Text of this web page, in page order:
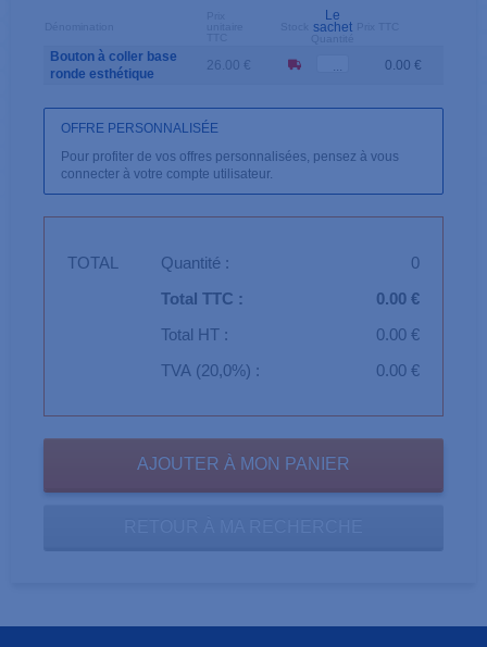
Le
sachet
Bouton à coller base
ronde esthétique
26.00 € 0.00 €
OFFRE PERSONNALISÉE
Pour profiter de vos offres personnalisées, pensez à vous
connecter à votre compte utilisateur.
TOTAL Quantité :
0
Total TTC :
0.00 €
Total HT :
0.00 €
TVA (20,0%) :
0.00 €